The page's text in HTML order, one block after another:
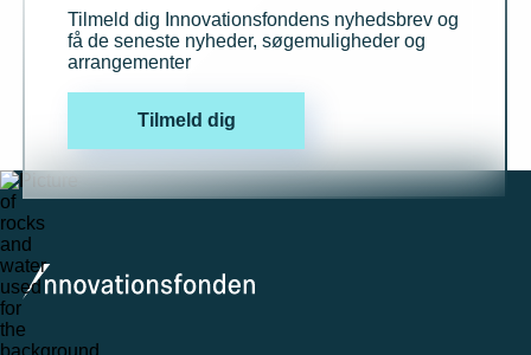
Tilmeld dig Innovationsfondens nyhedsbrev og
få de seneste nyheder, søgemuligheder og
arrangementer
Tilmeld dig